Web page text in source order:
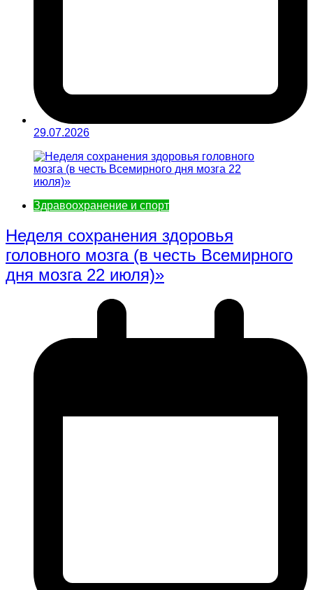
29.07.2026
Здравоохранение и спорт
Неделя сохранения здоровья
головного мозга (в честь Всемирного
дня мозга 22 июля)»